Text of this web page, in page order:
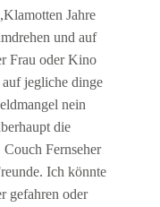
Jahre
und auf
Frau oder Kino
jegliche dinge
nein
die
Fernseher
Ich könnte
gefahren oder